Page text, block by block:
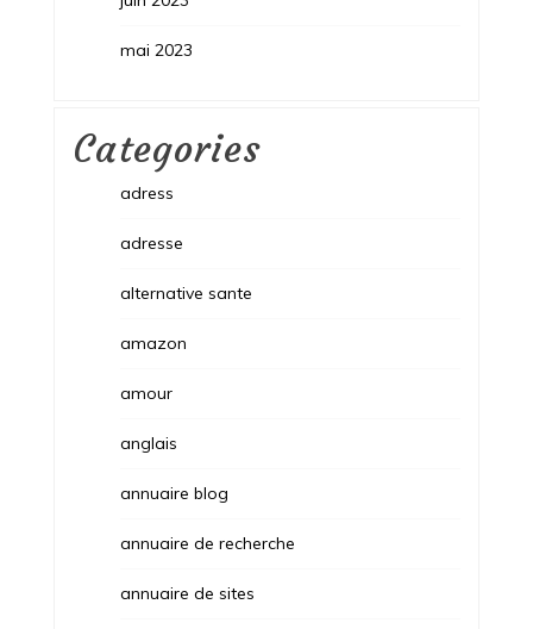
mai 2023
Categories
adress
adresse
alternative sante
amazon
amour
anglais
annuaire blog
annuaire de recherche
annuaire de sites